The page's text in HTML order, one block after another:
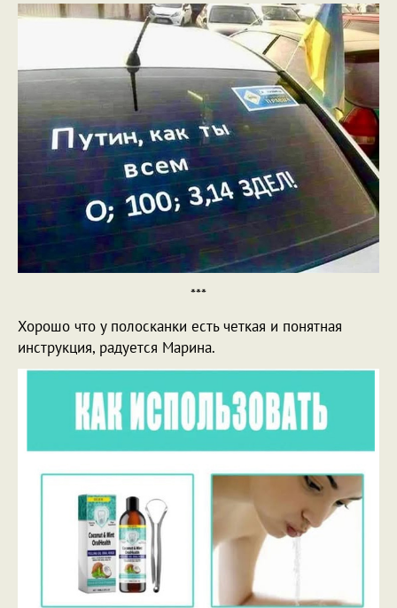
***
Хорошо что у полосканки есть четкая и понятная
инструкция, радуется Марина.